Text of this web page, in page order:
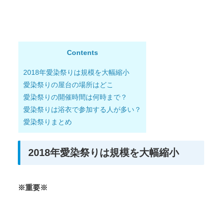
Contents
2018年愛染祭りは規模を大幅縮小
愛染祭りの屋台の場所はどこ
愛染祭りの開催時間は何時まで？
愛染祭りは浴衣で参加する人が多い？
愛染祭りまとめ
2018年愛染祭りは規模を大幅縮小
※重要※